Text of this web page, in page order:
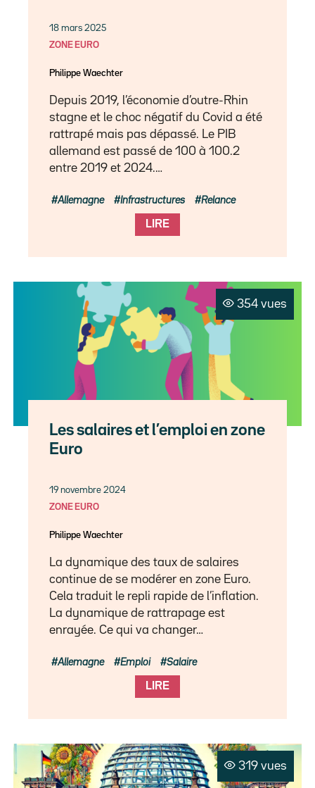
18 mars 2025
ZONE EURO
Philippe Waechter
Depuis 2019, l’économie d’outre-Rhin
stagne et le choc négatif du Covid a été
rattrapé mais pas dépassé. Le PIB
allemand est passé de 100 à 100.2
entre 2019 et 2024.…
LIRE
Allemagne Infrastructures Relance
354 vues
Les salaires et l’emploi en zone
Euro
19 novembre 2024
ZONE EURO
Philippe Waechter
La dynamique des taux de salaires
continue de se modérer en zone Euro.
Cela traduit le repli rapide de l’inflation.
La dynamique de rattrapage est
enrayée. Ce qui va changer…
LIRE
Allemagne Emploi Salaire
319 vues